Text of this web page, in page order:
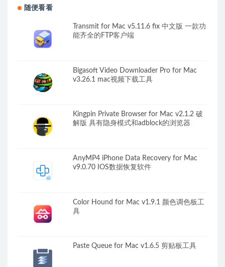
随便看看
Transmit for Mac v5.11.6 fix 中文版 一款功
能齐全的FTP客户端
Bigasoft Video Downloader Pro for Mac
v3.26.1 mac视频下载工具
Kingpin Private Browser for Mac v2.1.2 破
解版 具有隐身模式和adblock的浏览器
AnyMP4 iPhone Data Recovery for Mac
v9.0.70 IOS数据恢复软件
Color Hound for Mac v1.9.1 颜色调色板工
具
Paste Queue for Mac v1.6.5 剪贴板工具